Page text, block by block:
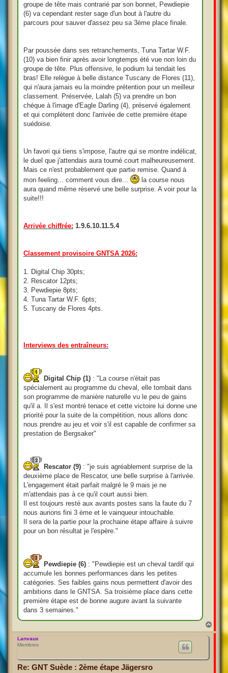
groupe de tête mais contrarié par son bonnet, Pewdiepie
(6) va cependant rester sage d'un bout à l'autre du
parcours pour sauver d'assez peu sa 3ème place finale.
Par poussée dans ses retranchements, Tuna Tartar W.F.
(10) va bien finir après avoir longtemps été vue non loin du
groupe de tête. Plus offensive, le podium lui tendait les
bras! Elle relègue à belle distance Tuscany de Flores (11),
qui n'aura jamais eu la moindre prétention pour un meilleur
classement. Préservée, Lalah (5) va prendre un bon
chèque à l'image d'Eagle Darling (4), préservé également
et qui complètent donc l'arrivée de cette première étape
suédoise.
Un favori qui tiens s'impose, l'autre qui se montre indélicat,
le duel que j'attendais aura tourné court malheureusement.
Mais ce n'est probablement que partie remise. Quand à
mon feeling... comment vous dire...
la course nous
aura quand même réservé une belle surprise. A voir pour la
suite!!!
Arrivée chiffrée: 1.9.6.10.11.5.4
Classement provisoire GNTSA 2026:
1. Digital Chip 30pts;
2. Rescator 12pts;
3. Pewdiepie 8pts;
4. Tuna Tartar W.F. 6pts;
5. Tuscany de Flores 4pts.
Interviews des entraîneurs:
Digital Chip (1) : "La course n'était pas
spécialement au programme du cheval, elle tombait dans
son programme de manière naturelle vu le peu de gains
qu'il a. Il s'est montré tenace et cette victoire lui donne une
priorité pour la suite de la compétition, nous allons donc
nous prendre au jeu et voir s'il est capable de confirmer sa
prestation de Bergsaker"
Rescator (9) : "je suis agréablement surprise de la
deuxième place de Rescator, une belle surprise à l'arrivée.
L'engagement était parfait malgré le 9 mais je ne
m'attendais pas à ce qu'il court aussi bien.
Il est toujours resté aux avants postes sans la faute du 7
nous aurions fini 3 ème et le vainqueur intouchable.
Il sera de la partie pour la prochaine étape affaire à suivre
pour un bon résultat je l'espère."
Pewdiepie (6) : "Pewdiepie est un cheval tardif qui
accumule les bonnes performances dans les petites
catégories. Ses faibles gains nous permettent d'avoir des
ambitions dans le GNTSA. Sa troisième place dans cette
première étape est de bonne augure avant la suivante
dans 3 semaines."
a
Lanvaux
Membres
Re: GNT Suède : 2ème étape Jägersro